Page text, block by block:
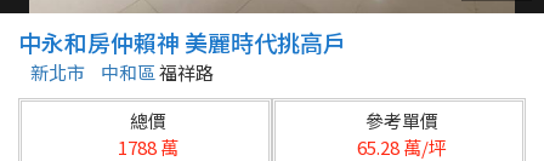
縣市
不限
台北市
區域
中永和房仲賴神 美麗時代挑高戶
新北市 中和區福祥路
總價
1788 萬
參考單價
65.28 萬/坪